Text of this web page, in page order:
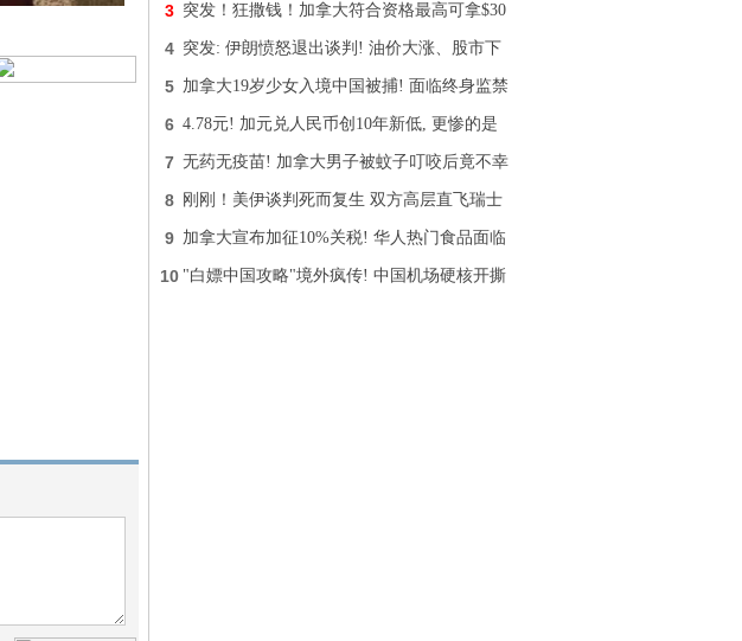
3 突发！狂撒钱！加拿大符合资格最高可拿$30
4 突发: 伊朗愤怒退出谈判! 油价大涨、股市下
5 加拿大19岁少女入境中国被捕! 面临终身监禁
6 4.78元! 加元兑人民币创10年新低, 更惨的是
7 无药无疫苗! 加拿大男子被蚊子叮咬后竟不幸
8 刚刚！美伊谈判死而复生 双方高层直飞瑞士
9 加拿大宣布加征10%关税! 华人热门食品面临
10 "白嫖中国攻略"境外疯传! 中国机场硬核开撕